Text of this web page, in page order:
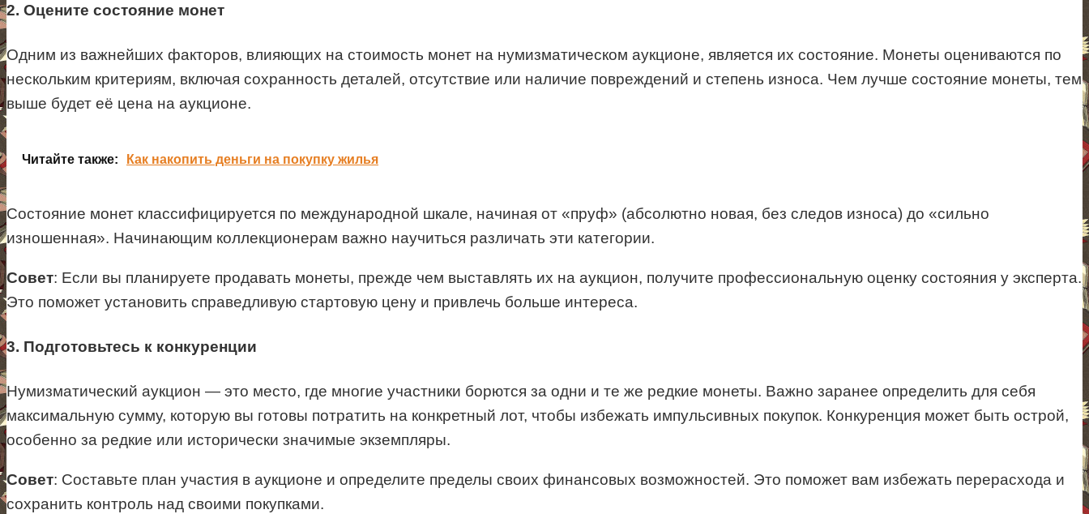
2. Оцените состояние монет
Одним из важнейших факторов, влияющих на стоимость монет на нумизматическом аукционе, является их состояние. Монеты оцениваются по
нескольким критериям, включая сохранность деталей, отсутствие или наличие повреждений и степень износа. Чем лучше состояние монеты, тем
выше будет её цена на аукционе.
Читайте также: Как накопить деньги на покупку жилья
Состояние монет классифицируется по международной шкале, начиная от «пруф» (абсолютно новая, без следов износа) до «сильно
изношенная». Начинающим коллекционерам важно научиться различать эти категории.
Совет: Если вы планируете продавать монеты, прежде чем выставлять их на аукцион, получите профессиональную оценку состояния у эксперта.
Это поможет установить справедливую стартовую цену и привлечь больше интереса.
3. Подготовьтесь к конкуренции
Нумизматический аукцион — это место, где многие участники борются за одни и те же редкие монеты. Важно заранее определить для себя
максимальную сумму, которую вы готовы потратить на конкретный лот, чтобы избежать импульсивных покупок. Конкуренция может быть острой,
особенно за редкие или исторически значимые экземпляры.
Совет: Составьте план участия в аукционе и определите пределы своих финансовых возможностей. Это поможет вам избежать перерасхода и
сохранить контроль над своими покупками.